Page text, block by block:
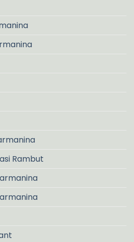
Rambut